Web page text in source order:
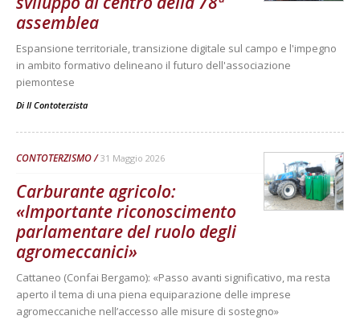
assemblea
Espansione territoriale, transizione digitale sul campo e l'impegno
in ambito formativo delineano il futuro dell'associazione
piemontese
Di Il Contoterzista
CONTOTERZISMO 31 Maggio 2026
Carburante agricolo:
«Importante riconoscimento
parlamentare del ruolo degli
agromeccanici»
Cattaneo (Confai Bergamo): «Passo avanti significativo, ma resta
aperto il tema di una piena equiparazione delle imprese
agromeccaniche nell’accesso alle misure di sostegno»